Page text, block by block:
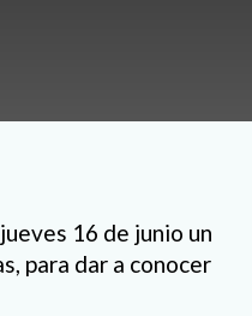
16 de junio un
para dar a conocer